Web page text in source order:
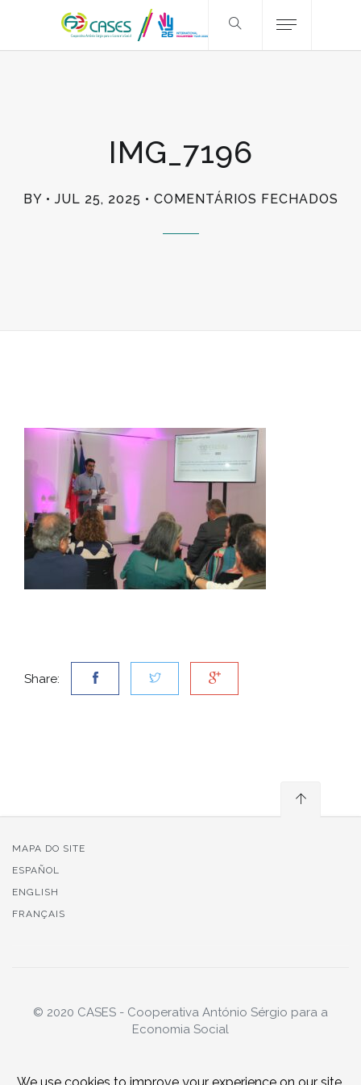
IMG_7196
BY JUL 25, 2025 COMENTÁRIOS FECHADOS
Share:
MAPA DO SITE
ESPAÑOL
ENGLISH
FRANÇAIS
© 2020 CASES - Cooperativa António Sérgio para a
Economia Social